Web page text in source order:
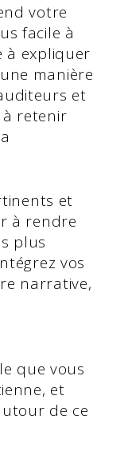
votre
facile à
à expliquer
manière
et
retenir
et
à rendre
plus
vos
narrative,
que vous
et
de ce